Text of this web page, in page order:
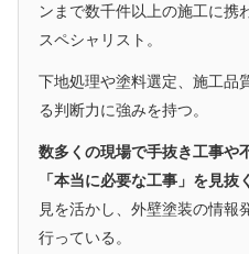
ンまで数千件以上の施工に携
スペシャリスト。
下地処理や塗料選定、施工品
る判断力に強みを持つ。
数多くの現場で手抜き工事や
「本当に必要な工事」を見抜
見を活かし、外壁塗装の情報
行っている。